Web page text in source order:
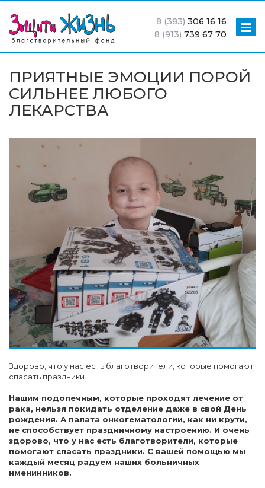
8 (383) 306 16 16
8 (913) 739 67 70
ПРИЯТНЫЕ ЭМОЦИИ ПОРОЙ
СИЛЬНЕЕ ЛЮБОГО
ЛЕКАРСТВА
Здорово, что у нас есть благотворители, которые помогают
спасать праздники.
Нашим подопечным, которые проходят лечение от
рака, нельзя покидать отделение даже в свой День
рождения. А палата онкогематологии, как ни крути,
не способствует праздничному настроению. И очень
здорово, что у нас есть благотворители, которые
помогают спасать праздники. С вашей помощью мы
каждый месяц радуем наших больничных
именинников.